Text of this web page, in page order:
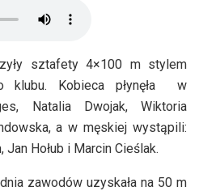
sztafety 4×100 m stylem
klubu. Kobieca płynęła w
Natalia Dwojak, Wiktoria
a w męskiej wystąpili:
Hołub i Marcin Cieślak.
zawodów uzyskała na 50 m